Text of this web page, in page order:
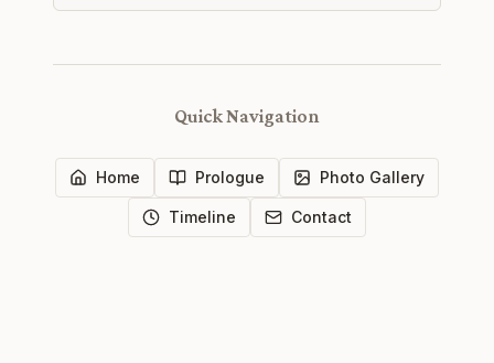
Quick Navigation
Home Prologue Photo Gallery
Timeline Contact